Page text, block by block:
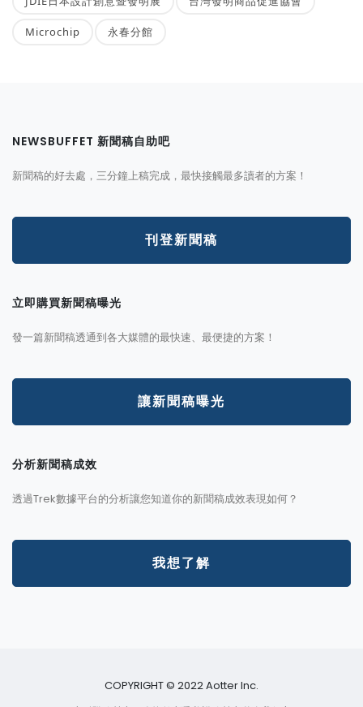
Microchip 永春分館
NEWSBUFFET 新聞稿自助吧
新聞稿的好去處，三分鐘上稿完成，最快接觸最多讀者的方案！
刊登新聞稿
立即購買新聞稿曝光
發一篇新聞稿透通到各大媒體的最快速、最便捷的方案！
讓新聞稿曝光
分析新聞稿成效
透過Trek數據平台的分析讓您知道你的新聞稿成效表現如何？
我想了解
COPYRIGHT © 2022 Aotter Inc.